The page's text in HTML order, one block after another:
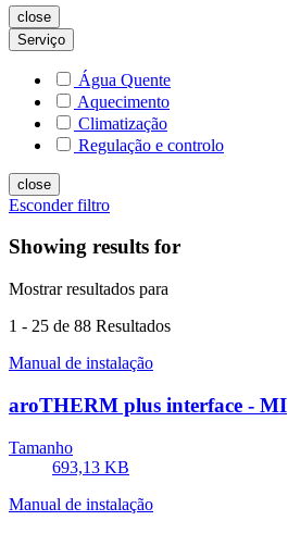
close
Serviço
Água Quente
Aquecimento
Climatização
Regulação e controlo
close
Esconder filtro
Showing results for
Mostrar resultados para
1 - 25 de 88 Resultados
Manual de instalação
aroTHERM plus interface - MI
Tamanho
693,13 KB
Manual de instalação